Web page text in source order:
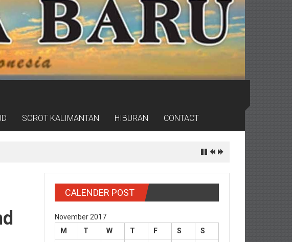
SOROT KALIMANTAN HIBURAN CONTACT
CALENDER POST
November 2017
M
T W T F S
S